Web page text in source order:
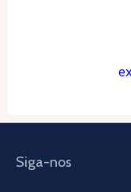
Siga-nos